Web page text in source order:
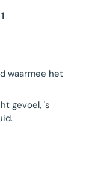
waarmee het
gevoel, 's